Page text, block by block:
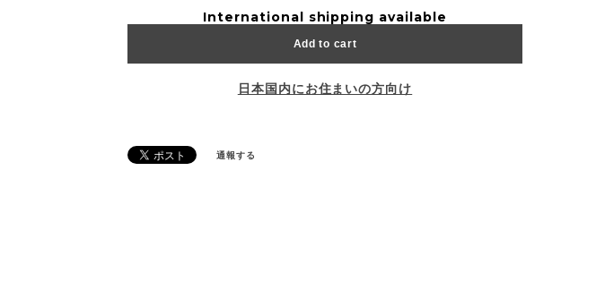
International shipping available
Add to cart
日本国内にお住まいの方向け
通報する